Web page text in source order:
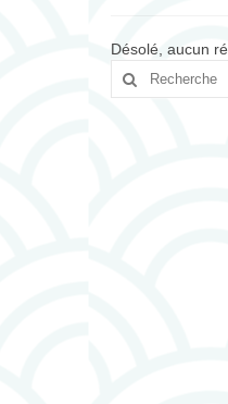
Désolé, aucun
Rechercher